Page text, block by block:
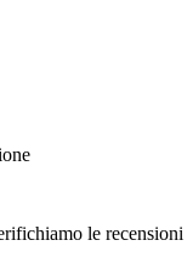
le recensioni